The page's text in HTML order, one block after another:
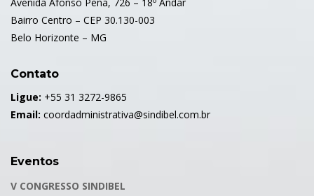
Bairro Centro – CEP 30.130-003
Belo Horizonte – MG
Contato
Ligue: +55 31 3272-9865
Email: coordadministrativa@sindibel.com.br
Eventos
V CONGRESSO SINDIBEL